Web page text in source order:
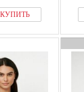
КУПИТЬ